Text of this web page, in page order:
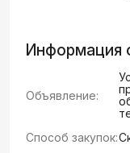
Информация
Объявление:
Способ закупок: